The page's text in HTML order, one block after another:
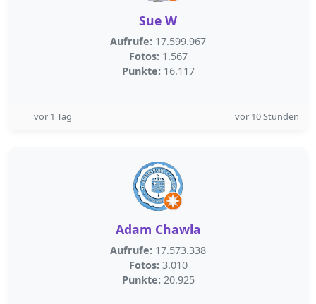
Sue W
Aufrufe: 17.599.967
Fotos: 1.567
Punkte: 16.117
vor 1 Tag vor 10 Stunden
Adam Chawla
Aufrufe: 17.573.338
Fotos: 3.010
Punkte: 20.925